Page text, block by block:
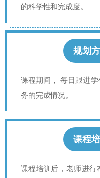
的科学性和完成度。
规划
课程期间， 每日跟进
务的完成情况。
课程
课程培训后，老师进行